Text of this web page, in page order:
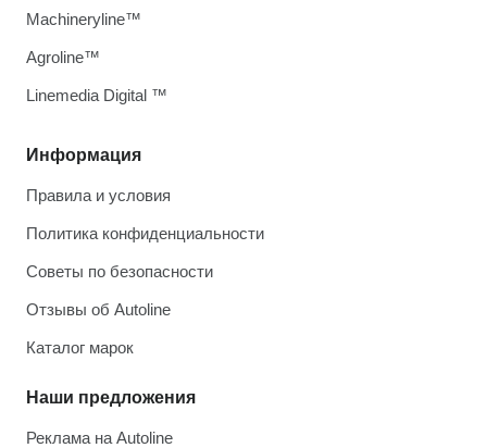
Информация
Правила и условия
Политика конфиденциальности
Советы по безопасности
Отзывы об Autoline
Каталог марок
Наши предложения
Реклама на Autoline
Machineryline™
Agroline™
Linemedia Digital ™